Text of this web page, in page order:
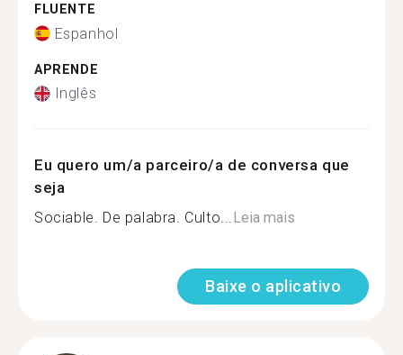
FLUENTE
Espanhol
APRENDE
Inglês
Eu quero um/a parceiro/a de conversa que
seja
Sociable. De palabra. Culto...Leia mais
Baixe o aplicativo